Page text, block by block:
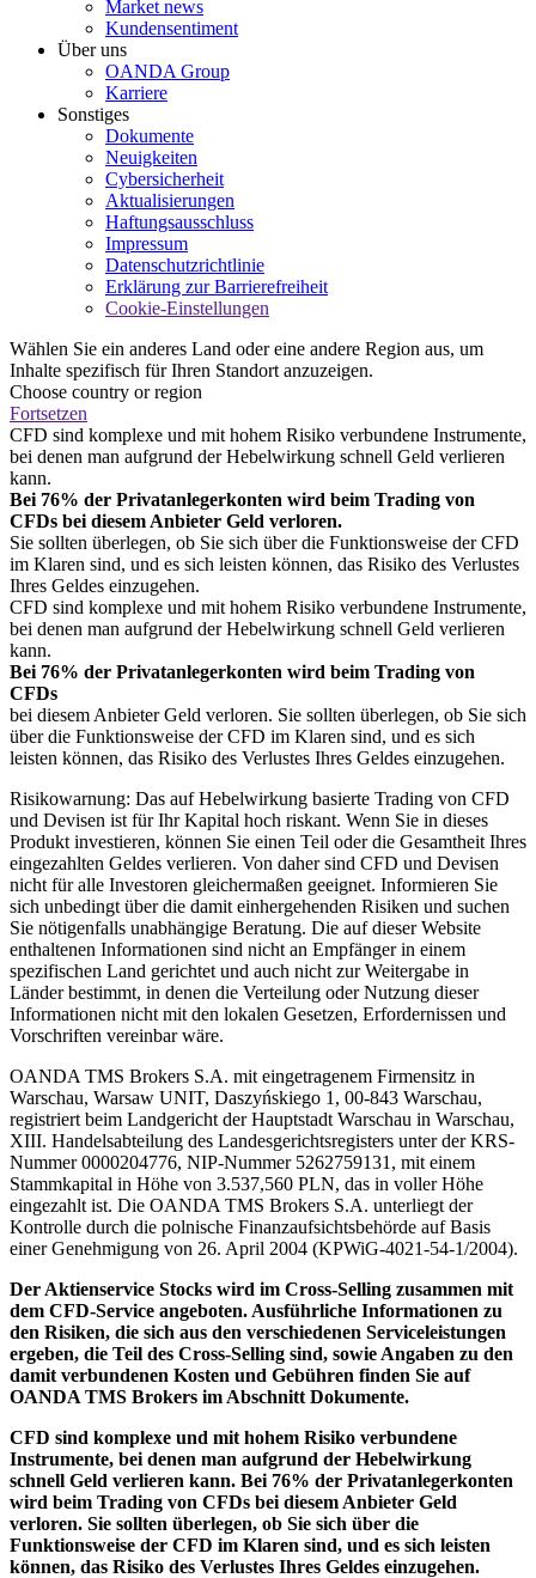
Market news
Kundensentiment
Über uns
OANDA Group
Karriere
Sonstiges
Dokumente
Neuigkeiten
Cybersicherheit
Aktualisierungen
Haftungsausschluss
Impressum
Datenschutzrichtlinie
Erklärung zur Barrierefreiheit
Cookie-Einstellungen
Wählen Sie ein anderes Land oder eine andere Region aus, um
Inhalte spezifisch für Ihren Standort anzuzeigen.
Choose country or region
Fortsetzen
CFD sind komplexe und mit hohem Risiko verbundene Instrumente,
bei denen man aufgrund der Hebelwirkung schnell Geld verlieren
kann.
Bei 76% der Privatanlegerkonten wird beim Trading von
CFDs bei diesem Anbieter Geld verloren.
Sie sollten überlegen, ob Sie sich über die Funktionsweise der CFD
im Klaren sind, und es sich leisten können, das Risiko des Verlustes
Ihres Geldes einzugehen.
CFD sind komplexe und mit hohem Risiko verbundene Instrumente,
bei denen man aufgrund der Hebelwirkung schnell Geld verlieren
kann.
Bei 76% der Privatanlegerkonten wird beim Trading von
CFDs
bei diesem Anbieter Geld verloren. Sie sollten überlegen, ob Sie sich
über die Funktionsweise der CFD im Klaren sind, und es sich
leisten können, das Risiko des Verlustes Ihres Geldes einzugehen.
Risikowarnung: Das auf Hebelwirkung basierte Trading von CFD
und Devisen ist für Ihr Kapital hoch riskant. Wenn Sie in dieses
Produkt investieren, können Sie einen Teil oder die Gesamtheit Ihres
eingezahlten Geldes verlieren. Von daher sind CFD und Devisen
nicht für alle Investoren gleichermaßen geeignet. Informieren Sie
sich unbedingt über die damit einhergehenden Risiken und suchen
Sie nötigenfalls unabhängige Beratung. Die auf dieser Website
enthaltenen Informationen sind nicht an Empfänger in einem
spezifischen Land gerichtet und auch nicht zur Weitergabe in
Länder bestimmt, in denen die Verteilung oder Nutzung dieser
Informationen nicht mit den lokalen Gesetzen, Erfordernissen und
Vorschriften vereinbar wäre.
OANDA TMS Brokers S.A. mit eingetragenem Firmensitz in
Warschau, Warsaw UNIT, Daszyńskiego 1, 00-843 Warschau,
registriert beim Landgericht der Hauptstadt Warschau in Warschau,
XIII. Handelsabteilung des Landesgerichtsregisters unter der KRS-
Nummer 0000204776, NIP-Nummer 5262759131, mit einem
Stammkapital in Höhe von 3.537,560 PLN, das in voller Höhe
eingezahlt ist. Die OANDA TMS Brokers S.A. unterliegt der
Kontrolle durch die polnische Finanzaufsichtsbehörde auf Basis
einer Genehmigung von 26. April 2004 (KPWiG-4021-54-1/2004).
Der Aktienservice Stocks wird im Cross-Selling zusammen mit
dem CFD-Service angeboten. Ausführliche Informationen zu
den Risiken, die sich aus den verschiedenen Serviceleistungen
ergeben, die Teil des Cross-Selling sind, sowie Angaben zu den
damit verbundenen Kosten und Gebühren finden Sie auf
OANDA TMS Brokers im Abschnitt Dokumente.
CFD sind komplexe und mit hohem Risiko verbundene
Instrumente, bei denen man aufgrund der Hebelwirkung
schnell Geld verlieren kann. Bei 76% der Privatanlegerkonten
wird beim Trading von CFDs bei diesem Anbieter Geld
verloren. Sie sollten überlegen, ob Sie sich über die
Funktionsweise der CFD im Klaren sind, und es sich leisten
können, das Risiko des Verlustes Ihres Geldes einzugehen.